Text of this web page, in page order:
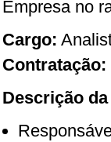
Empresa no
Cargo:
Contratação:
Descrição